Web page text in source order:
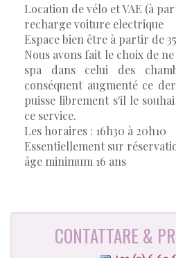
Location de vélo et VAE (à
recharge voiture electrique
Espace bien être à partir de
Nous avons fait le choix de
spa dans celui des
conséquent augmenté ce
puisse librement s'il le
ce service.
Les horaires : 16h30 à 20h10
Essentiellement sur
âge minimum 16 ans
CONTATTARE &